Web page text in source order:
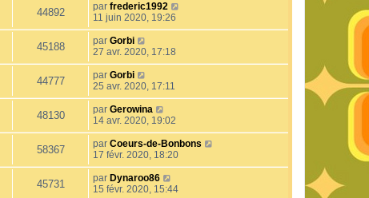
44892 par frederic1992
11 juin 2020, 19:26
45188 par Gorbi
27 avr. 2020, 17:18
44777 par Gorbi
25 avr. 2020, 17:11
48130 par Gerowina
14 avr. 2020, 19:02
58367 par Coeurs-de-Bonbons
17 févr. 2020, 18:20
45731 par Dynaroo86
15 févr. 2020, 15:44